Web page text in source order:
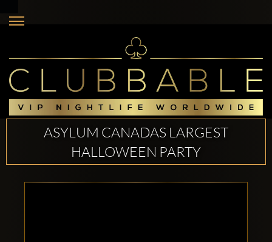
ASYLUM CANADAS LARGEST
HALLOWEEN PARTY